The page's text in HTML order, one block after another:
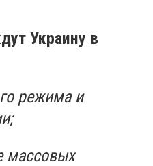
Украину в
режима и
массовых